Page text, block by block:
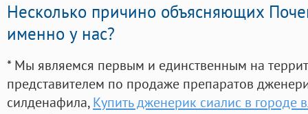
Несколько причино объясняющих
именно у нас?
* Мы являемся первым и единственным на
представителем по продаже препаратов
силденафила, Купить дженерик сиалис в городе